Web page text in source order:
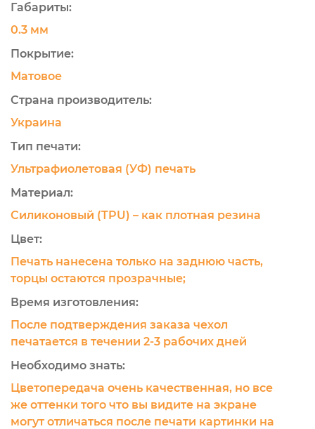
Габариты:
0.3 мм
Покрытие:
Матовое
Страна производитель:
Украина
Тип печати:
Ультрафиолетовая (УФ) печать
Материал:
Силиконовый (TPU) – как плотная резина
Цвет:
Печать нанесена только на заднюю часть,
торцы остаются прозрачные;
Время изготовления:
После подтверждения заказа чехол
печатается в течении 2-3 рабочих дней
Необходимо знать:
Цветопередача очень качественная, но все
же оттенки того что вы видите на экране
могут отличаться после печати картинки на